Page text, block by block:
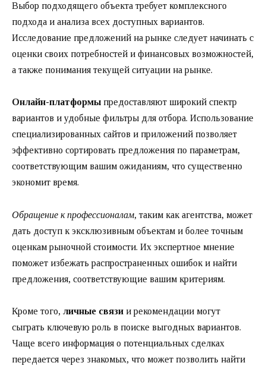
Выбор подходящего объекта требует комплексного
подхода и анализа всех доступных вариантов.
Исследование предложений на рынке следует начинать с
оценки своих потребностей и финансовых возможностей,
а также понимания текущей ситуации на рынке.
Онлайн-платформы предоставляют широкий спектр
вариантов и удобные фильтры для отбора. Использование
специализированных сайтов и приложений позволяет
эффективно сортировать предложения по параметрам,
соответствующим вашим ожиданиям, что существенно
экономит время.
Обращение к профессионалам, таким как агентства, может
дать доступ к эксклюзивным объектам и более точным
оценкам рыночной стоимости. Их экспертное мнение
поможет избежать распространенных ошибок и найти
предложения, соответствующие вашим критериям.
Кроме того, личные связи и рекомендации могут
сыграть ключевую роль в поиске выгодных вариантов.
Чаще всего информация о потенциальных сделках
передается через знакомых, что может позволить найти